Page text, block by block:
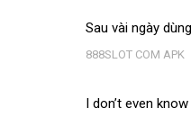
Sau vài ngày
888SLOT COM APK
I don’t even